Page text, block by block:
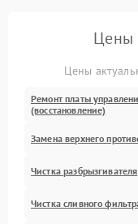
Цены
Цены
Ремонт платы
(восстановление)
Замена верхнего
Чистка разбрызгивателя
Чистка сливного